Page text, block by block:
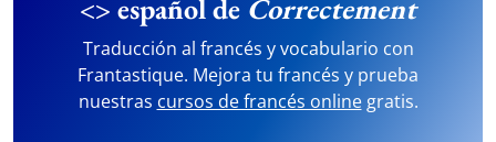
<> español de Correctement
Traducción al francés y vocabulario con
Frantastique. Mejora tu francés y prueba
nuestras cursos de francés onlinegratis.